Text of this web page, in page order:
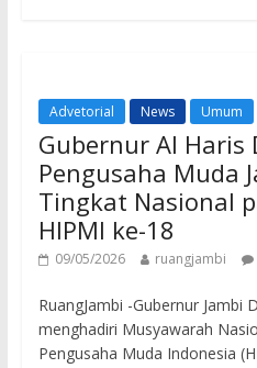
o
k
p
p
Advetorial News Umum
Gubernur Al Haris
Pengusaha Muda
Tingkat Nasional
HIPMI ke-18
09/05/2026 ruangjambi
RuangJambi -Gubernur Jambi
menghadiri Musyawarah
Pengusaha Muda Indonesia